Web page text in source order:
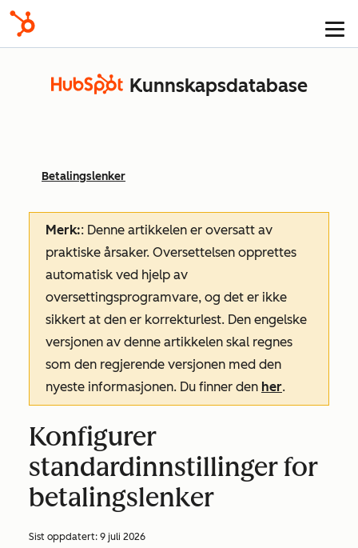
Kunnskapsdatabase
Betalingslenker
Merk:: Denne artikkelen er oversatt av
praktiske årsaker. Oversettelsen opprettes
automatisk ved hjelp av
oversettingsprogramvare, og det er ikke
sikkert at den er korrekturlest. Den engelske
versjonen av denne artikkelen skal regnes
som den regjerende versjonen med den
nyeste informasjonen. Du finner den her.
Konfigurer
standardinnstillinger for
betalingslenker
Sist oppdatert: 9 juli 2026